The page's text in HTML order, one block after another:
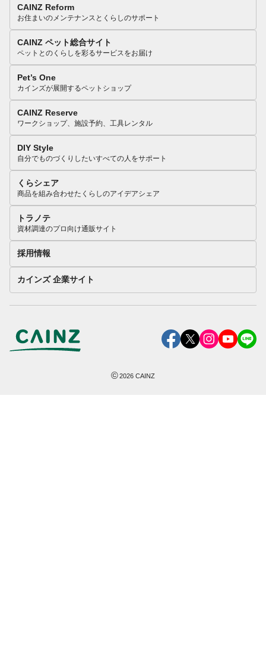
CAINZ Reform
お住まいのメンテナンスとくらしのサポート
CAINZ ペット総合サイト
ペットとのくらしを彩るサービスをお届け
Pet’s One
カインズが展開するペットショップ
CAINZ Reserve
ワークショップ、施設予約、工具レンタル
DIY Style
自分でものづくりしたいすべての人をサポート
くらシェア
商品を組み合わせたくらしのアイデアシェア
トラノテ
資材調達のプロ向け通販サイト
採用情報
カインズ 企業サイト
©2026 CAINZ